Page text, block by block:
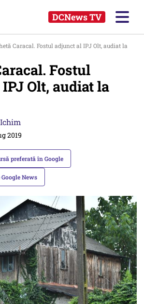
DCNews TV
Caracal. Fostul adjunct al IPJ Olt, audiat la
Fostul
Olt, audiat la
2019
preferată în Google
News